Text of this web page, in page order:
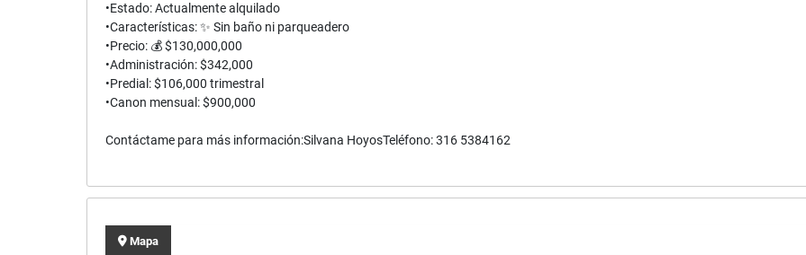
•Estado: Actualmente alquilado
•Características: ✨ Sin baño ni parqueadero
•Precio: 💰 $130,000,000
•Administración: $342,000
•Predial: $106,000 trimestral
•Canon mensual: $900,000
Contáctame para más información:Silvana HoyosTeléfono: 316 5384162
Mapa